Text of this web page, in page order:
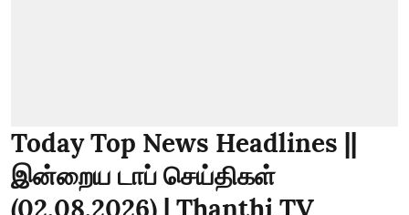
Today Top News Headlines ||
இன்றைய டாப் செய்திகள்